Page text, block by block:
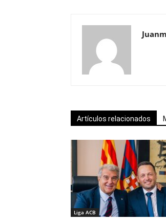
Artículos relacionados
Liga ACB